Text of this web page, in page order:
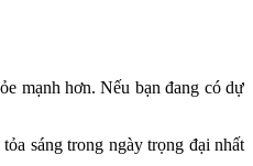
mạnh hơn. Nếu bạn đang có dự
sáng trong ngày trọng đại nhất